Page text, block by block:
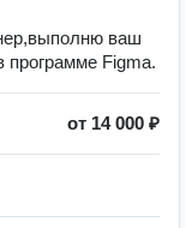
ваш
программе Figma.
от 14 000 ₽